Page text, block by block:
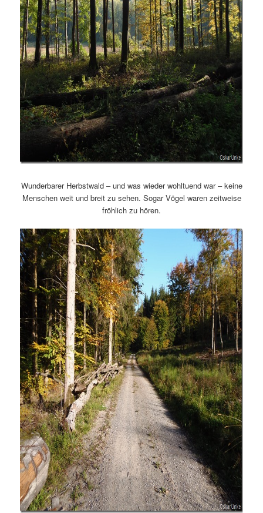
Wunderbarer Herbstwald – und was wieder wohltuend war – keine
Menschen weit und breit zu sehen. Sogar Vögel waren zeitweise
fröhlich zu hören.